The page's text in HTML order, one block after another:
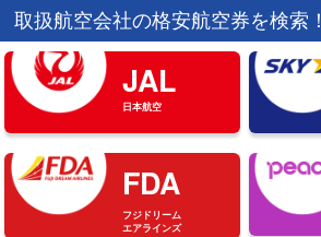
取扱航空会社の格安航空券を検索！
JAL
日本航空
FDA
フジドリーム
エアラインズ